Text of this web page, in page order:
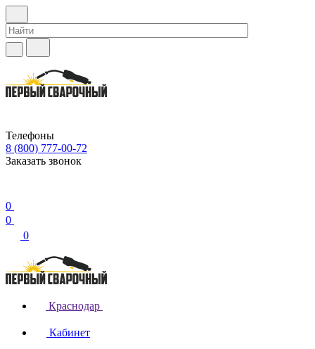
Телефоны
8 (800) 777-00-72
Заказать звонок
0
0
0
Краснодар
Кабинет